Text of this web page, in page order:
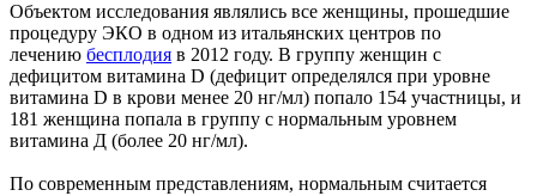
Объектом исследования являлись все женщины, прошедшие
процедуру ЭКО в одном из итальянских центров по
лечению бесплодия в 2012 году. В группу женщин с
дефицитом витамина D (дефицит определялся при уровне
витамина D в крови менее 20 нг/мл) попало 154 участницы, и
181 женщина попала в группу с нормальным уровнем
витамина Д (более 20 нг/мл).
По современным представлениям, нормальным считается